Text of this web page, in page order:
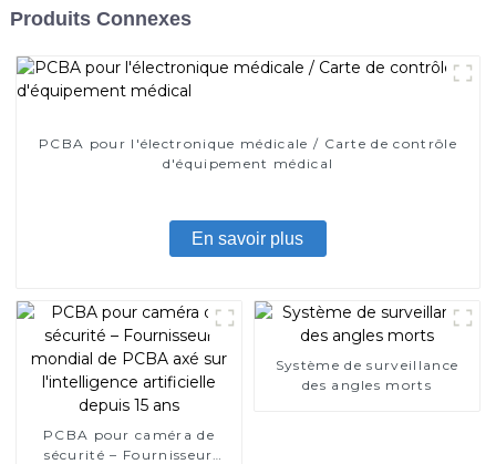
Produits Connexes
PCBA pour l'électronique médicale / Carte de contrôle
d'équipement médical
En savoir plus
PCBA pour caméra de
sécurité – Fournisseur
Système de surveillance
des angles morts